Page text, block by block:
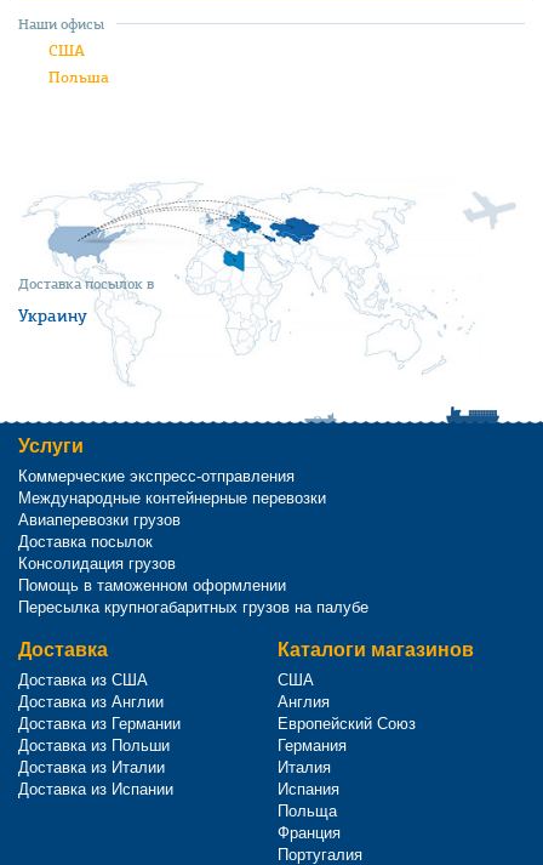
Доставка посылок в
Украину
Наши офисы
США
Польша
Услуги
Коммерческие экспресс-отправления
Международные контейнерные перевозки
Авиаперевозки грузов
Доставка посылок
Консолидация грузов
Помощь в таможенном оформлении
Пересылка крупногабаритных грузов на палубе
Доставка
Доставка из США
Доставка из Англии
Доставка из Германии
Доставка из Польши
Доставка из Италии
Доставка из Испании
Каталоги магазинов
США
Англия
Европейский Союз
Германия
Италия
Испания
Польща
Франция
Португалия